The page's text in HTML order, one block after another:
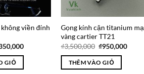
viền đính
Giá
GIỎ
Gọng kính cận titanium mạ
vàng cartier TT21
₫3,500,000 Giá
là:
₫3,500,000.
₫950,000Giá
THÊM VÀO GIỎ